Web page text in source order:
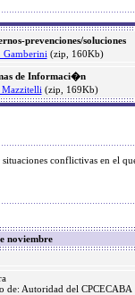
prevenciones/soluciones
(zip, 160Kb)
de Informaci�n
(zip, 169Kb)
conflictivas en el
noviembre
de: Autoridad del CPCECABA